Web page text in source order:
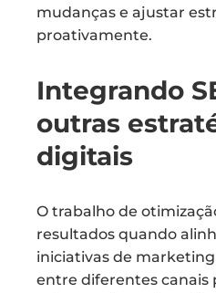
mudanças e ajustar
proativamente.
Integrando
outras
digitais
O trabalho de
resultados quando
iniciativas de
entre diferentes canais